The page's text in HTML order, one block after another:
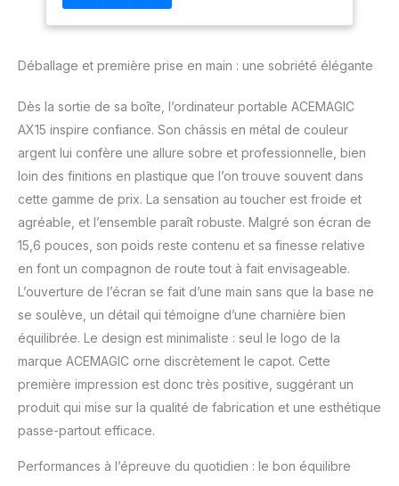
seulement 3,75 livres. L'astucieuse charnière
plate à 180° de cet ordinateur portable
collaboration avec des amis. Son boîtier en
touche d'élégance. Brillance immersive :
l'écran IPS de 15,6 pouces avec une
résolution de 1920 x 1080 donne vie aux
images avec une clarté et une vivacité que
vous vous sentirez comme dans un rêve
Technicolor. Et bon, n'oubliez pas la caméra
frontale 720p située au centre du cadre,
c'est votre billet d'entrée pour
d'innombrables selfies et appels vidéo avec
des amis, car le partage est agréable, n'est-
ce pas ? Libérez la puissance intérieure :
avec le processeur Alder Lake N95 à quatre
GHz (jusqu'à 3,4 GHz), cet ordinateur
portable est comme le Usain Bolt de la
puissance de calcul. La puissance du N95
dépasse celle du Celeron N5095 et N4020.
M.2 de 512 Go, c'est une performance de
productivité prête pour toutes les tâches
que vous lui confiez. Connectivité améliorée :
Déballage et première prise en main : une sobriété élégante
Dès la sortie de sa boîte, l’ordinateur portable ACEMAGIC
AX15 inspire confiance. Son châssis en métal de couleur
argent lui confère une allure sobre et professionnelle, bien
loin des finitions en plastique que l’on trouve souvent dans
cette gamme de prix. La sensation au toucher est froide et
agréable, et l’ensemble paraît robuste. Malgré son écran de
15,6 pouces, son poids reste contenu et sa finesse relative
en font un compagnon de route tout à fait envisageable.
L’ouverture de l’écran se fait d’une main sans que la base ne
se soulève, un détail qui témoigne d’une charnière bien
équilibrée. Le design est minimaliste : seul le logo de la
marque ACEMAGIC orne discrètement le capot. Cette
première impression est donc très positive, suggérant un
produit qui mise sur la qualité de fabrication et une esthétique
passe-partout efficace.
Performances à l’épreuve du quotidien : le bon équilibre